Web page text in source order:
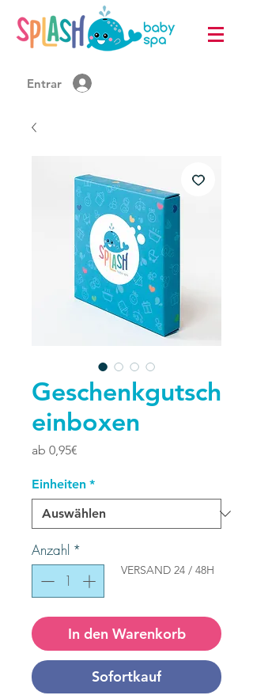
Entrar
Geschenkgutsch
einboxen
ab 0,95€
Einheiten *
Anzahl *
In den Warenkorb
Sofortkauf
VERSAND 24 / 48H